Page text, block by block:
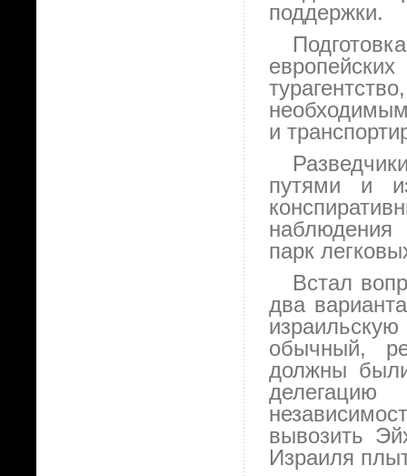
поддержки.
и
путями и
парк
Встал
два
обычный,
должны
делегацию
вывозить
Израиля